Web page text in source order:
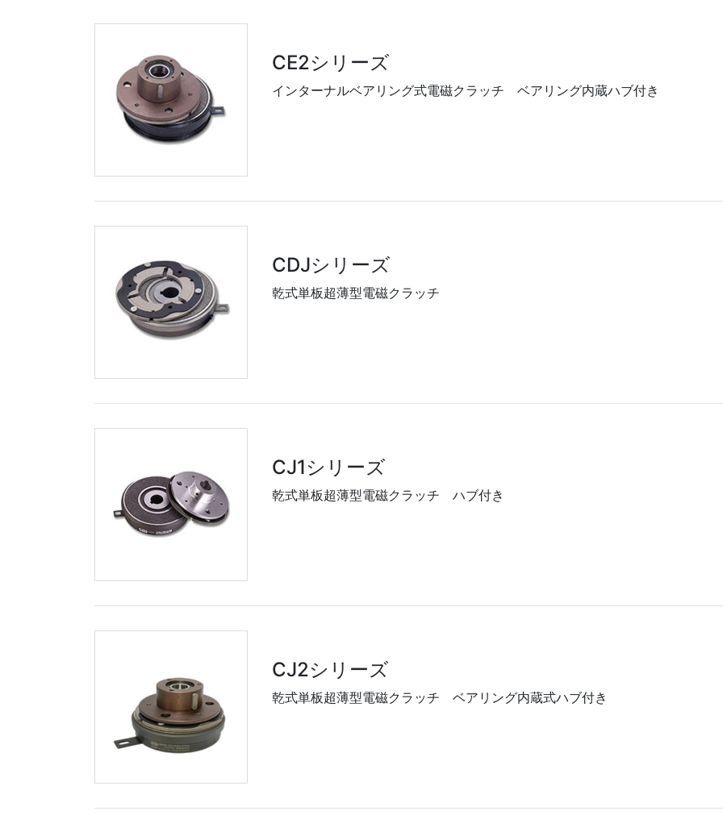
CE2シリーズ
インターナルベアリング式電磁クラッチ ベアリング内蔵ハブ付き
CDJシリーズ
乾式単板超薄型電磁クラッチ
CJ1シリーズ
乾式単板超薄型電磁クラッチ ハブ付き
CJ2シリーズ
乾式単板超薄型電磁クラッチ ベアリング内蔵式ハブ付き